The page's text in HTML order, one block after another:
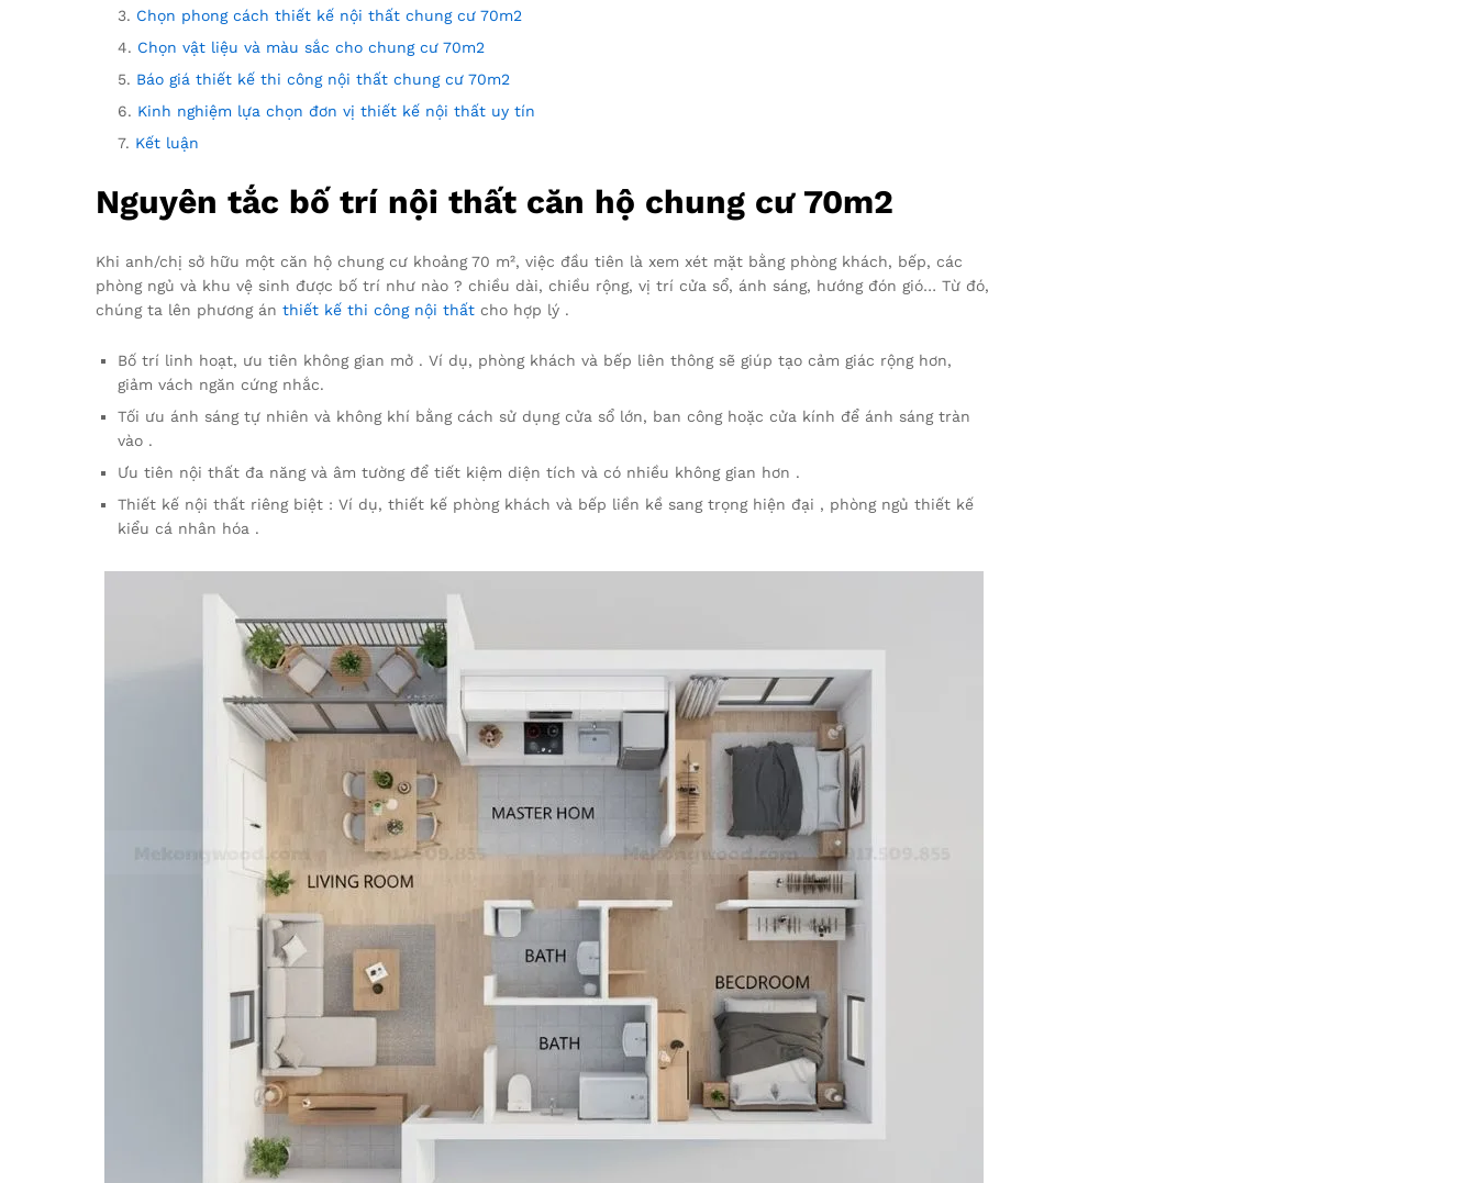
Chọn phong cách thiết kế nội thất chung cư 70m2
Chọn vật liệu và màu sắc cho chung cư 70m2
Báo giá thiết kế thi công nội thất chung cư 70m2
Kinh nghiệm lựa chọn đơn vị thiết kế nội thất uy tín
Kết luận
Nguyên tắc bố trí nội thất căn hộ chung cư 70m2
Khi anh/chị sở hữu một căn hộ chung cư khoảng 70 m², việc đầu tiên là xem xét mặt bằng phòng khách, bếp, các
phòng ngủ và khu vệ sinh được bố trí như nào ? chiều dài, chiều rộng, vị trí cửa sổ, ánh sáng, hướng đón gió… Từ đó,
chúng ta lên phương án thiết kế thi công nội thất cho hợp lý .
Bố trí linh hoạt, ưu tiên không gian mở . Ví dụ, phòng khách và bếp liên thông sẽ giúp tạo cảm giác rộng hơn,
giảm vách ngăn cứng nhắc.
Tối ưu ánh sáng tự nhiên và không khí bằng cách sử dụng cửa sổ lớn, ban công hoặc cửa kính để ánh sáng tràn
vào .
Ưu tiên nội thất đa năng và âm tường để tiết kiệm diện tích và có nhiều không gian hơn .
Thiết kế nội thất riêng biệt : Ví dụ, thiết kế phòng khách và bếp liền kề sang trọng hiện đại , phòng ngủ thiết kế
kiểu cá nhân hóa .